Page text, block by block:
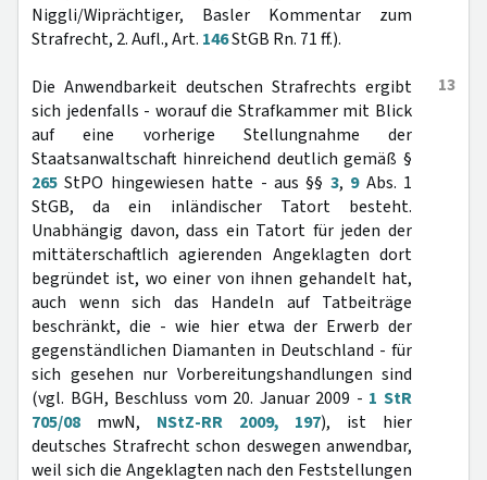
Niggli/Wiprächtiger, Basler Kommentar zum
Strafrecht, 2. Aufl., Art. 146StGB Rn. 71 ff.).
13
Die Anwendbarkeit deutschen Strafrechts ergibt
sich jedenfalls - worauf die Strafkammer mit Blick
auf eine vorherige Stellungnahme der
Staatsanwaltschaft hinreichend deutlich gemäß §
265 StPO hingewiesen hatte - aus §§ 3, 9Abs. 1
StGB, da ein inländischer Tatort besteht.
Unabhängig davon, dass ein Tatort für jeden der
mittäterschaftlich agierenden Angeklagten dort
begründet ist, wo einer von ihnen gehandelt hat,
auch wenn sich das Handeln auf Tatbeiträge
beschränkt, die - wie hier etwa der Erwerb der
gegenständlichen Diamanten in Deutschland - für
sich gesehen nur Vorbereitungshandlungen sind
(vgl. BGH, Beschluss vom 20. Januar 2009 - 1 StR
705/08 mwN, NStZ-RR 2009, 197), ist hier
deutsches Strafrecht schon deswegen anwendbar,
weil sich die Angeklagten nach den Feststellungen